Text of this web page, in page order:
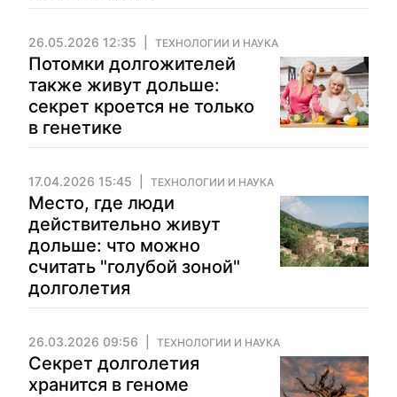
26.05.2026 12:35 ТЕХНОЛОГИИ И НАУКА
Потомки долгожителей
также живут дольше:
секрет кроется не только
в генетике
17.04.2026 15:45 ТЕХНОЛОГИИ И НАУКА
Место, где люди
действительно живут
дольше: что можно
считать "голубой зоной"
долголетия
26.03.2026 09:56 ТЕХНОЛОГИИ И НАУКА
Секрет долголетия
хранится в геноме